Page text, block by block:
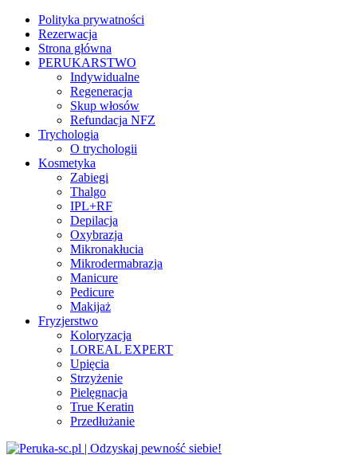
Polityka prywatności
Rezerwacja
Strona główna
PERUKARSTWO
Indywidualne
Regeneracja
Skup włosów
Refundacja NFZ
Trychologia
O trychologii
Kosmetyka
Zabiegi
Thalgo
IPL+RF
Depilacja
Oxybrazja
Mikronakłucia
Mikrodermabrazja
Manicure
Pedicure
Makijaż
Fryzjerstwo
Koloryzacja
LOREAL EXPERT
Upięcia
Strzyżenie
Pielęgnacja
True Keratin
Przedłużanie